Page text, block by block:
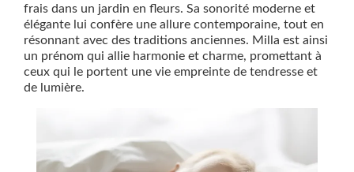
frais dans un jardin en fleurs. Sa sonorité moderne et
élégante lui confère une allure contemporaine, tout en
résonnant avec des traditions anciennes. Milla est ainsi
un prénom qui allie harmonie et charme, promettant à
ceux qui le portent une vie empreinte de tendresse et
de lumière.